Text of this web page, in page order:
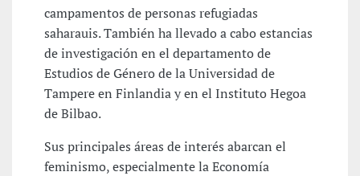
campamentos de personas refugiadas
saharauis. También ha llevado a cabo estancias
de investigación en el departamento de
Estudios de Género de la Universidad de
Tampere en Finlandia y en el Instituto Hegoa
de Bilbao.
Sus principales áreas de interés abarcan el
feminismo, especialmente la Economía